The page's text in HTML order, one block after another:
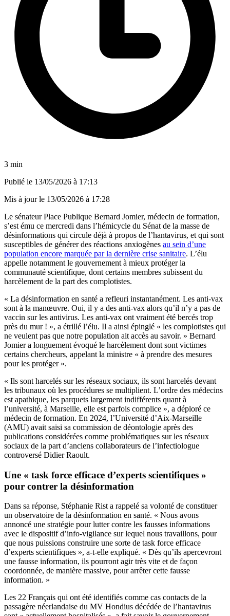
3 min
Publié le 13/05/2026 à 17:13
Mis à jour le 13/05/2026 à 17:28
Le sénateur Place Publique Bernard Jomier, médecin de formation,
s’est ému ce mercredi dans l’hémicycle du Sénat de la masse de
désinformations qui circule déjà à propos de l’hantavirus, et qui sont
susceptibles de générer des réactions anxiogènes au sein d’une
population encore marquée par la dernière crise sanitaire. L’élu
appelle notamment le gouvernement à mieux protéger la
communauté scientifique, dont certains membres subissent du
harcèlement de la part des complotistes.
« La désinformation en santé a refleuri instantanément. Les anti-vax
sont à la manœuvre. Oui, il y a des anti-vax alors qu’il n’y a pas de
vaccin sur les antivirus. Les anti-vax ont vraiment été bercés trop
près du mur ! », a étrillé l’élu. Il a ainsi épinglé « les complotistes qui
ne veulent pas que notre population ait accès au savoir. » Bernard
Jomier a longuement évoqué le harcèlement dont sont victimes
certains chercheurs, appelant la ministre « à prendre des mesures
pour les protéger ».
« Ils sont harcelés sur les réseaux sociaux, ils sont harcelés devant
les tribunaux où les procédures se multiplient. L’ordre des médecins
est apathique, les parquets largement indifférents quant à
l’université, à Marseille, elle est parfois complice », a déploré ce
médecin de formation. En 2024, l’Université d’Aix-Marseille
(AMU) avait saisi sa commission de déontologie après des
publications considérées comme problématiques sur les réseaux
sociaux de la part d’anciens collaborateurs de l’infectiologue
controversé Didier Raoult.
Une « task force efficace d’experts scientifiques »
pour contrer la désinformation
Dans sa réponse, Stéphanie Rist a rappelé sa volonté de constituer
un observatoire de la désinformation en santé. « Nous avons
annoncé une stratégie pour lutter contre les fausses informations
avec le dispositif d’info-vigilance sur lequel nous travaillons, pour
que nous puissions construire une sorte de task force efficace
d’experts scientifiques », a-t-elle expliqué. « Dès qu’ils apercevront
une fausse information, ils pourront agir très vite et de façon
coordonnée, de manière massive, pour arrêter cette fausse
information. »
Les 22 Français qui ont été identifiés comme cas contacts de la
passagère néerlandaise du MV Hondius décédée de l’hantavirus